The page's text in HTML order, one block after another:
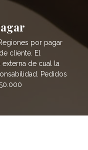
por pagar
cliente. El
de cual la
Pedidos